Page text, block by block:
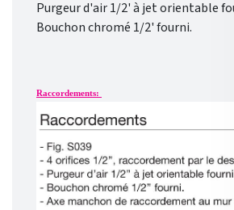
Purgeur d'air 1/2' à jet orientable
Bouchon chromé 1/2' fourni.
Raccordements: